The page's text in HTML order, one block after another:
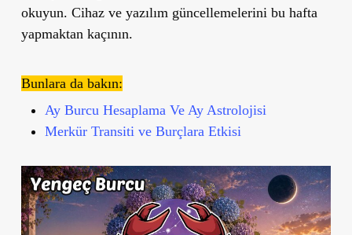
okuyun. Cihaz ve yazılım güncellemelerini bu hafta
yapmaktan kaçının.
Bunlara da bakın:
Ay Burcu Hesaplama Ve Ay Astrolojisi
Merkür Transiti ve Burçlara Etkisi